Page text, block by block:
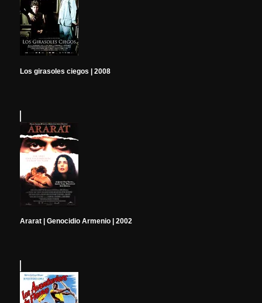
Los girasoles ciegos | 2008
Ararat | Genocidio Armenio | 2002